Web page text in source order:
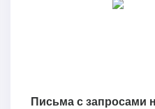
Письма с запросами